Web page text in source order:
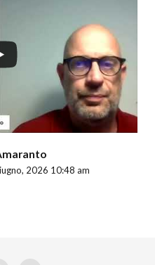
2026 10:48 am